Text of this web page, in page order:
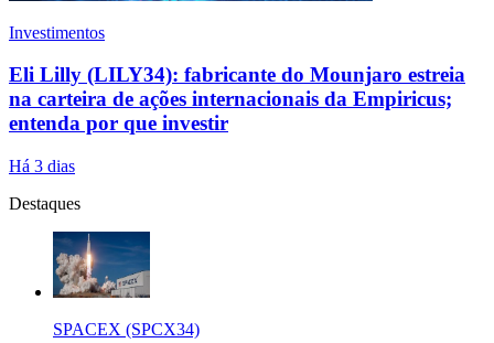
Investimentos
Eli Lilly (LILY34): fabricante do Mounjaro estreia
na carteira de ações internacionais da Empiricus;
entenda por que investir
Há 3 dias
Destaques
SPACEX (SPCX34)